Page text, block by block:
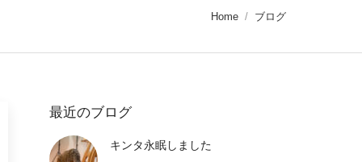
in
window
in
window
in
window
You are here:
Home ブログ
最近のブログ
キンタ永眠しました